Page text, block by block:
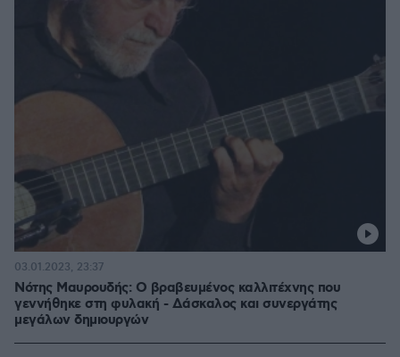
Νότης Μαυρουδής: Ο βραβευμένος καλλιτέχνης που
γεννήθηκε στη φυλακή - Δάσκαλος και συνεργάτης
μεγάλων δημιουργών
03.01.2023, 23:37